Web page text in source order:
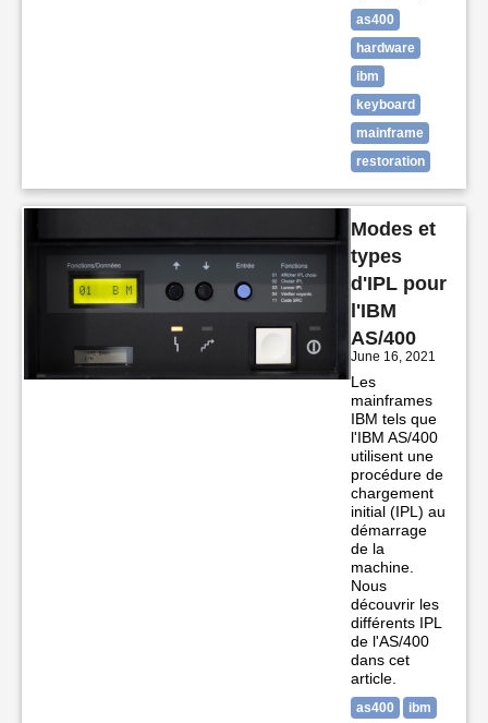
as400
hardware
ibm
keyboard
mainframe
restoration
Modes et
types
d'IPL pour
l'IBM
AS/400
June 16, 2021
Les
mainframes
IBM tels que
l'IBM AS/400
utilisent une
procédure de
chargement
initial (IPL) au
démarrage
de la
machine.
Nous
découvrir les
différents IPL
de l'AS/400
dans cet
article.
as400
ibm